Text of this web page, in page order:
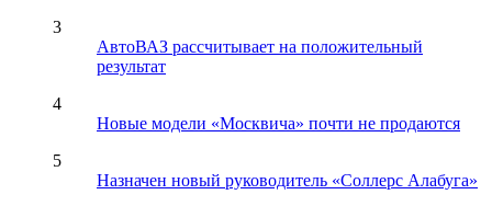
3
АвтоВАЗ рассчитывает на положительный
результат
4
Новые модели «Москвича» почти не продаются
5
Назначен новый руководитель «Соллерс Алабуга»